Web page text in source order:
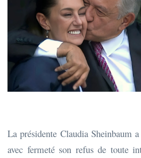
La présidente Claudia Sheinbaum
avec fermeté son refus de toute